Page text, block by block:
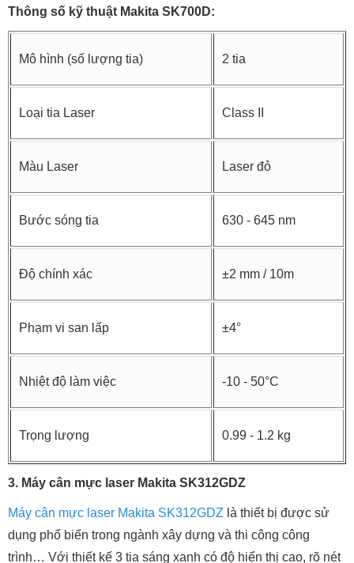
Thông số kỹ thuật Makita SK700D:
Mô hình (số lượng tia) 2 tia
Loại tia Laser Class II
Màu Laser Laser đỏ
Bước sóng tia 630 - 645 nm
Độ chính xác ±2 mm / 10m
Phạm vi san lấp ±4°
Nhiệt độ làm việc -10 - 50°C
Trọng lượng 0.99 - 1.2 kg
3. Máy cân mực laser Makita SK312GDZ
Máy cân mực laser Makita SK312GDZ là thiết bị được sử
dụng phổ biến trong ngành xây dựng và thi công công
trình… Với thiết kế 3 tia sáng xanh có độ hiển thị cao, rõ nét